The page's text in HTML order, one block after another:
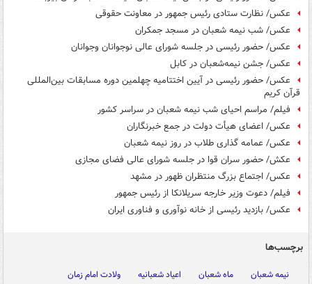
عکس/ نظارت ستادی رئیس جمهور در معاونت حقوقی
عکس/ شب نیمه شعبان در مسجد جمکران
عکس/ حضور رئیسی در جلسه شورای عالی نوجوانان وجوانان
عکس/ جشن نیمه‌شعبان در کابل
عکس/ حضور رئیسی در آیین اختتامیه چهلمین دوره مسابقات بین‌المللی
قرآن کریم
فیلم/ مراسم احیای شب نیمه شعبان در سراسر کشور
عکس/ اعضای هیأت دولت در جمع خبرنگاران
عکس/ عمامه گذاری طلاب در روز نیمه شعبان
عکش/ حضور سران قوا در جلسه شورای عالی فضای مجازی
عکس/ اجتماع بزرگ منتظران ظهور در مشهد
فیلم/ دعوت وزیر خارجه سریلانکا از رئیس جمهور
عکس/ بازدید رئیسی از خانه نوآوری و فناوری ایران
برچسب‌ها
نیمه شعبان ماه شعبان اعیاد شعبانیه
ولادت امام زمان